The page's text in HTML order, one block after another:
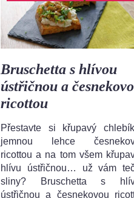
Bruschetta s hlívou
ústřičnou a
ricottou
Přestavte si křupavý
jemnou lehce
ricottou a na tom všem
hlívu ústřičnou… už vám
sliny? Bruschetta s
ústřičnou a česnekovou